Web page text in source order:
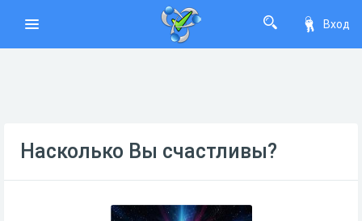
Вход
Насколько Вы счастливы?